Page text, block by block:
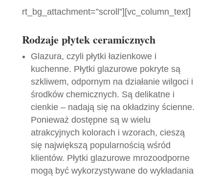
rt_bg_attachment=”scroll”][vc_column_text]
Rodzaje płytek ceramicznych
Glazura, czyli płytki łazienkowe i
kuchenne. Płytki glazurowe pokryte są
szkliwem, odpornym na działanie wilgoci i
środków chemicznych. Są delikatne i
cienkie – nadają się na okładziny ścienne.
Ponieważ dostępne są w wielu
atrakcyjnych kolorach i wzorach, cieszą
się największą popularnością wśród
klientów. Płytki glazurowe mrozoodporne
mogą być wykorzystywane do wykładania